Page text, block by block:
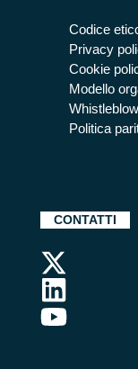
Codice
Privacy
Cookie
Modello
Politica
CONTATTI